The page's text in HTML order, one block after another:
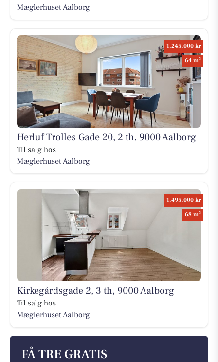
Mæglerhuset Aalborg
1.245.000 kr
64 m2
Herluf Trolles Gade 20, 2 th, 9000 Aalborg
Til salg hos
Mæglerhuset Aalborg
1.495.000 kr
68 m2
Kirkegårdsgade 2, 3 th, 9000 Aalborg
Til salg hos
Mæglerhuset Aalborg
FÅ TRE GRATIS